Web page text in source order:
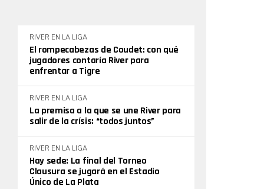
RIVER EN LA LIGA
El rompecabezas de Coudet: con qué
jugadores contaría River para
enfrentar a Tigre
RIVER EN LA LIGA
La premisa a la que se une River para
salir de la crísis: “todos juntos”
RIVER EN LA LIGA
Hay sede: La final del Torneo
Clausura se jugará en el Estadio
Único de La Plata